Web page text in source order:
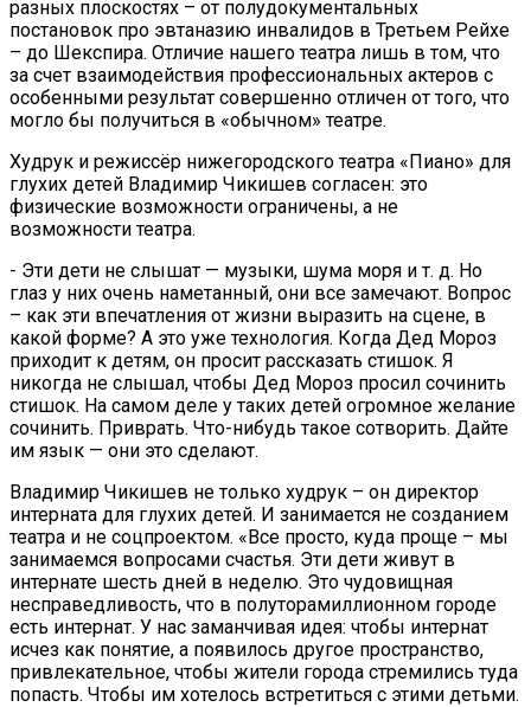
разных плоскостях – от полудокументальных
постановок про эвтаназию инвалидов в Третьем Рейхе
– до Шекспира. Отличие нашего театра лишь в том, что
за счет взаимодействия профессиональных актеров с
особенными результат совершенно отличен от того, что
могло бы получиться в «обычном» театре.
Худрук и режиссёр нижегородского театра «Пиано» для
глухих детей Владимир Чикишев согласен: это
физические возможности ограничены, а не
возможности театра.
- Эти дети не слышат — музыки, шума моря и т. д. Но
глаз у них очень наметанный, они все замечают. Вопрос
– как эти впечатления от жизни выразить на сцене, в
какой форме? А это уже технология. Когда Дед Мороз
приходит к детям, он просит рассказать стишок. Я
никогда не слышал, чтобы Дед Мороз просил сочинить
стишок. На самом деле у таких детей огромное желание
сочинить. Приврать. Что-нибудь такое сотворить. Дайте
им язык — они это сделают.
Владимир Чикишев не только худрук – он директор
интерната для глухих детей. И занимается не созданием
театра и не соцпроектом. «Все просто, куда проще – мы
занимаемся вопросами счастья. Эти дети живут в
интернате шесть дней в неделю. Это чудовищная
несправедливость, что в полуторамиллионном городе
есть интернат. У нас заманчивая идея: чтобы интернат
исчез как понятие, а появилось другое пространство,
привлекательное, чтобы жители города стремились туда
попасть. Чтобы им хотелось встретиться с этими детьми.